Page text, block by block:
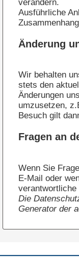
verändern.
Ausführliche
Änderung
Wir behalten
stets den
Änderungen
umzusetzen,
Besuch gilt
Fragen an
Wenn Sie
E-Mail oder
verantwortliche
Die
Generator der